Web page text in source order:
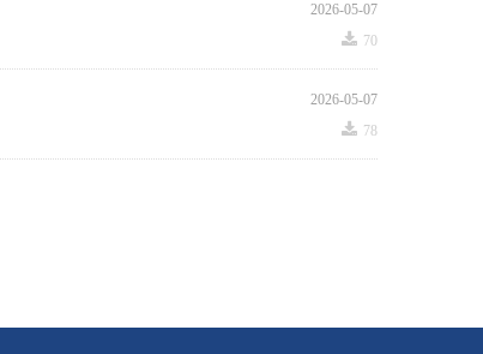
2026-05-07
끂 70
2026-05-07
끂 78